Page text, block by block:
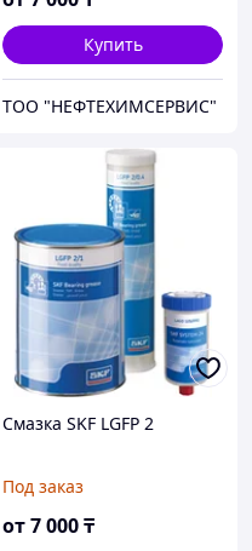
Купить
ТОО "НЕФТЕХИМСЕРВИС"
Смазка SKF LGFP 2
Под заказ
от7 000₸